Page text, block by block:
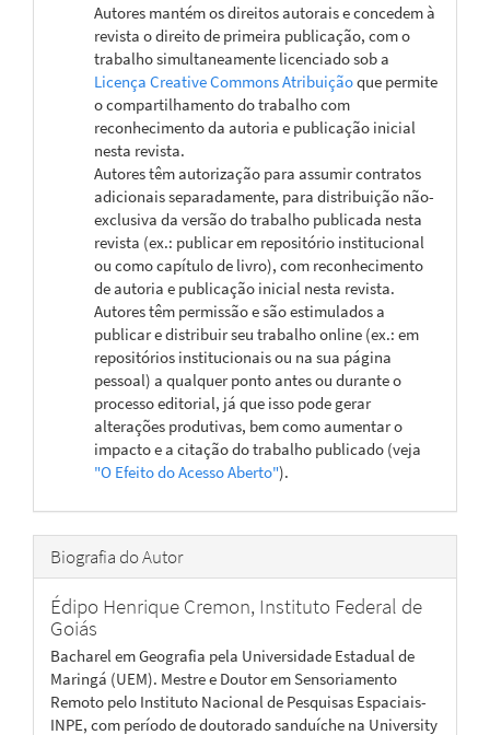
Autores mantém os direitos autorais e concedem à
revista o direito de primeira publicação, com o
trabalho simultaneamente licenciado sob a
Licença Creative Commons Atribuiçãoque permite
o compartilhamento do trabalho com
reconhecimento da autoria e publicação inicial
nesta revista.
Autores têm autorização para assumir contratos
adicionais separadamente, para distribuição não-
exclusiva da versão do trabalho publicada nesta
revista (ex.: publicar em repositório institucional
ou como capítulo de livro), com reconhecimento
de autoria e publicação inicial nesta revista.
Autores têm permissão e são estimulados a
publicar e distribuir seu trabalho online (ex.: em
repositórios institucionais ou na sua página
pessoal) a qualquer ponto antes ou durante o
processo editorial, já que isso pode gerar
alterações produtivas, bem como aumentar o
impacto e a citação do trabalho publicado (veja
"O Efeito do Acesso Aberto").
Biografia do Autor
Édipo Henrique Cremon, Instituto Federal de
Goiás
Bacharel em Geografia pela Universidade Estadual de
Maringá (UEM). Mestre e Doutor em Sensoriamento
Remoto pelo Instituto Nacional de Pesquisas Espaciais-
INPE, com período de doutorado sanduíche na University